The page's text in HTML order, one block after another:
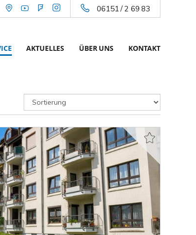
06151 / 2 69 83
AKTUELLES ÜBER UNS KONTAKT